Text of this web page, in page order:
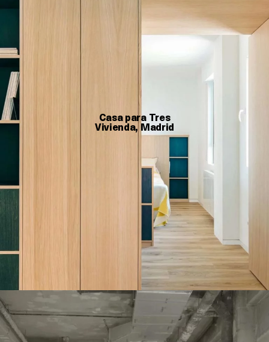
Casa para Tres
Vivienda, Madrid